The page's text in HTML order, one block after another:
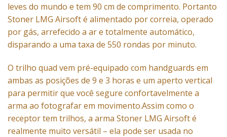
leves do mundo e tem 90 cm de comprimento. Portanto
Stoner LMG Airsoft é alimentado por correia, operado
por gás, arrefecido a ar e totalmente automático,
disparando a uma taxa de 550 rondas por minuto.
O trilho quad vem pré-equipado com handguards em
ambas as posições de 9 e 3 horas e um aperto vertical
para permitir que você segure confortavelmente a
arma ao fotografar em movimento.Assim como o
receptor tem trilhos, a arma Stoner LMG Airsoft é
realmente muito versátil – ela pode ser usada no